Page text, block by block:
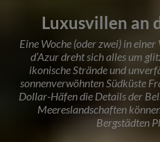
Luxusvillen an
Eine Woche (oder zwei) in
d’Azur dreht sich alles um
ikonische Strände und
sonnenverwöhnten Südküste
Dollar-Häfen die Details der
Meereslandschaften
Bergstädten